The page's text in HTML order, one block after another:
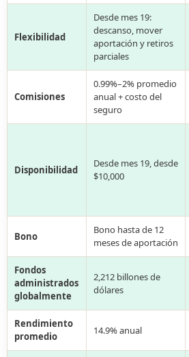
Flexibilidad
Desde mes 19:
descanso, mover
aportación y retiros
parciales
Comisiones
0.99%–2% promedio
anual + costo del
seguro
Disponibilidad
Desde mes 19, desde
$10,000
Bono
Bono hasta de 12
meses de aportación
Fondos
administrados
globalmente
2,212 billones de
dólares
Rendimiento
promedio
14.9% anual